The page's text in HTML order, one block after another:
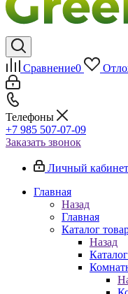
Сравнение0
Телефоны
+7 985 507-07-09
Заказать звонок
Личный кабинет
Главная
Назад
Главная
Каталог
Назад